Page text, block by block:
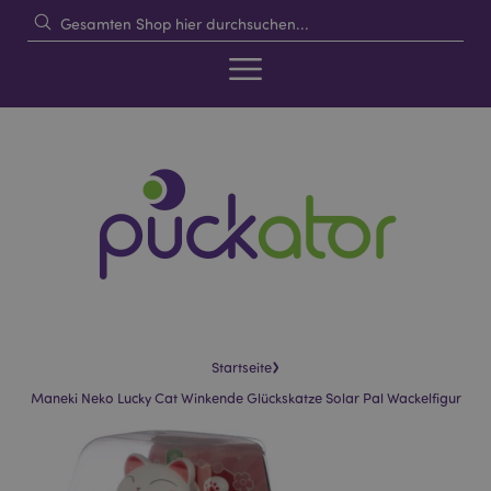
Startseite›
Maneki Neko Lucky Cat Winkende Glückskatze Solar Pal Wackelfigur